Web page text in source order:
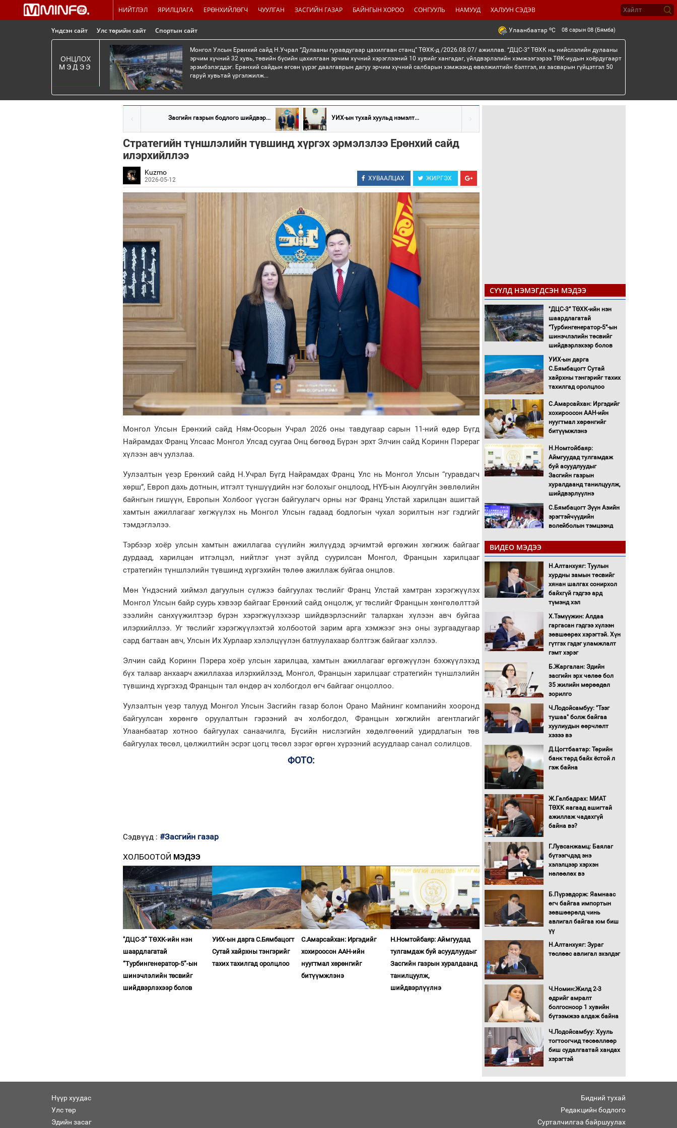
НИЙТЛЭЛ ЯРИЛЦЛАГА ЕРӨНХИЙЛӨГЧ ЧУУЛГАН ЗАСГИЙН ГАЗАР БАЙНГЫН ХОРОО СОНГУУЛЬ НАМУУД ХАЛУУН СЭДЭВ
Үндсэн сайт Улс төрийн сайт Спортын сайт Улаанбаатар oC 08 сарын 08 (Бямба)
ОНЦЛОХ
МЭДЭЭ
Монгол Улсын Ерөнхий сайд Н.Учрал “Дулааны гуравдугаар цахилгаан станц” ТӨХК-д /2026.08.07/ ажиллав. “ДЦС-3” ТӨХК нь нийслэлийн дулааны
эрчим хүчний 32 хувь, төвийн бүсийн цахилгаан эрчим хүчний хэрэглээний 10 хувийг хангадаг, үйлдвэрлэлийн хэмжээгээрээ ТӨК-иудын хоёрдугаарт
эрэмбэлэгддэг. Ерөнхий сайдын өгсөн үүрэг даалгаврын дагуу эрчим хүчний салбарын хэмжээнд өвөлжилтийн бэлтгэл, их засварын гүйцэтгэл 50
гаруй хувьтай үргэлжилж...
Засгийн газрын бодлого шийдвэр... УИХ-ын тухай хуульд нэмэлт...
Стратегийн түншлэлийн түвшинд хүргэх эрмэлзлээ Ерөнхий сайд
илэрхийллээ
Kuzmo
2026-05-12 ХУВААЛЦАХ ЖИРГЭХ
Монгол Улсын Ерөнхий сайд Ням-Осорын Учрал 2026 оны тавдугаар сарын 11-ний өдөр Бүгд
Найрамдах Франц Улсаас Монгол Улсад суугаа Онц бөгөөд Бүрэн эрхт Элчин сайд Коринн Пэрераг
хүлээн авч уулзлаа.
Уулзалтын үеэр Ерөнхий сайд Н.Учрал Бүгд Найрамдах Франц Улс нь Монгол Улсын “гуравдагч
хөрш”, Европ дахь дотнын, итгэлт түншүүдийн нэг болохыг онцлоод, НҮБ-ын Аюулгүйн зөвлөлийн
байнгын гишүүн, Европын Холбоог үүсгэн байгуулагч орны нэг Франц Улстай харилцан ашигтай
хамтын ажиллагааг хөгжүүлэх нь Монгол Улсын гадаад бодлогын чухал зорилтын нэг гэдгийг
тэмдэглэлээ.
Тэрбээр хоёр улсын хамтын ажиллагаа сүүлийн жилүүдэд эрчимтэй өргөжин хөгжиж байгааг
дурдаад, харилцан итгэлцэл, нийтлэг үнэт зүйлд суурилсан Монгол, Францын харилцааг
стратегийн түншлэлийн түвшинд хүргэхийн төлөө ажиллаж буйгаа онцлов.
Мөн Үндэсний хиймэл дагуулын сүлжээ байгуулах төслийг Франц Улстай хамтран хэрэгжүүлэх
Монгол Улсын байр суурь хэвээр байгааг Ерөнхий сайд онцолж, уг төслийг Францын хөнгөлөлттэй
зээлийн санхүүжилтээр бүрэн хэрэгжүүлэхээр шийдвэрлэснийг талархан хүлээн авч буйгаа
илэрхийллээ. Уг төслийг хэрэгжүүлэхтэй холбоотой зарим арга хэмжээг энэ оны зургаадугаар
сард багтаан авч, Улсын Их Хурлаар хэлэлцүүлэн батлуулахаар бэлтгэж байгааг хэллээ.
Элчин сайд Коринн Пэрера хоёр улсын харилцаа, хамтын ажиллагааг өргөжүүлэн бэхжүүлэхэд
бүх талаар анхаарч ажиллахаа илэрхийлээд, Монгол, Францын харилцааг стратегийн түншлэлийн
түвшинд хүргэхэд Францын тал өндөр ач холбогдол өгч байгааг онцоллоо.
Уулзалтын үеэр талууд Монгол Улсын Засгийн газар болон Орано Майнинг компанийн хооронд
байгуулсан хөрөнгө оруулалтын гэрээний ач холбогдол, Францын хөгжлийн агентлагийг
Улаанбаатар хотноо байгуулах санаачилга, Бүсийн нислэгийн хөдөлгөөний удирдлагын төв
байгуулах төсөл, цөлжилтийн эсрэг цогц төсөл зэрэг өргөн хүрээний асуудлаар санал солилцов.
ФОТО:
Сэдвүүд : #Засгийн газар
ХОЛБООТОЙ МЭДЭЭ
"ДЦС-3” ТӨХК-ийн нэн
шаардлагатай
“Турбингенератор-5”-ын
шинэчлэлийн төсвийг
шийдвэрлэхээр болов
УИХ-ын дарга С.Бямбацогт
Сутай хайрхны тэнгэрийг
тахих тахилгад оролцлоо
С.Амарсайхан: Иргэдийг
хохироосон ААН-ийн
нуугтмал хөрөнгийг
битүүмжлэнэ
Н.Номтойбаяр: Аймгуудад
тулгамдаж буй асуудлуудыг
Засгийн газрын хуралдаанд
танилцуулж,
шийдвэрлүүлнэ
СҮҮЛД НЭМЭГДСЭН МЭДЭЭ
"ДЦС-3” ТӨХК-ийн нэн
шаардлагатай
“Турбингенератор-5”-ын
шинэчлэлийн төсвийг
шийдвэрлэхээр болов
УИХ-ын дарга
С.Бямбацогт Сутай
хайрхны тэнгэрийг тахих
тахилгад оролцлоо
С.Амарсайхан: Иргэдийг
хохироосон ААН-ийн
нуугтмал хөрөнгийг
битүүмжлэнэ
Н.Номтойбаяр:
Аймгуудад тулгамдаж
буй асуудлуудыг
Засгийн газрын
хуралдаанд танилцуулж,
шийдвэрлүүлнэ
С.Бямбацогт Зүүн Азийн
эрэгтэйчүүдийн
волейболын тэмцээнд
хүслээ
Автобензин, дизель
түлшний онцгой албан
татварыг тэглэлээ
горимд эрүүл мэндийн
салбар хамаарахгүй
Нөөцийн махны
нээлттэй ил тод болгоно
Монгол Улс “COP17”-д
төлөвлөгөө”-гөө
танилцуулна
16 төрлийн эмийг нэг эх
журмыг баталлаа
гадаад томилолтыг
хориглолоо
Сайд нар төсвөө хэрхэн
Засгийн газрын ээлжит
хуралдаан болж байна
Автомашинд улсын
дугаарын тэгш,
олгоно
Бага орлоготой
бүрдүүллээ
Хөшөө бүтсэн түүхийг
өгүүлэх 7 баримт
Хөвсгөл нуурын лусыг
тахих төрийн тахилгын
ёслол боллоо
“Хар жагсаалт”-ын
Монголбанкны
удирдлагад 30 хоногийн
ВИДЕО МЭДЭЭ
Н.Алтанхуяг: Туулын
хурдны замын төсвийг
хянан шалгах сонирхол
байхгүй гэдгээ ард
түмэнд хэл
Х.Тэмүүжин: Алдаа
гаргасан гэдгээ хүлээн
зөвшөөрөх хэрэгтэй. Хүн
гүтгэх гэдэг уламжлалт
гэмт хэрэг
Б.Жаргалан: Эдийн
засгийн эрх чөлөө бол
35 жилийн мөрөөдөл
зорилго
Ч.Лодойсамбуу: "Тээг
тушаа" болж байгаа
хуулиудын өөрчлөлт
хэзээ вэ
Д.Цогтбаатар: Төрийн
банк төрд байх ёстой л
гэж байна
Ж.Галбадрах: МИАТ
ТӨХК яагаад ашигтай
ажиллаж чадахгүй
байна вэ?
Г.Лувсанжамц: Баялаг
бүтээгчдэд энэ
хэлэлцээр хэрхэн
нөлөөлөх вэ
Б.Пүрэвдорж: Яамнаас
өгч байгаа импортын
зөвшөөрөлд чинь
авлигал байгаа юм биш
үү
Н.Алтанхуяг: Зураг
төслөөс авлигал эхэлдэг
Ч.Номин:Жилд 2-3
өдрийг амралт
болгосноор 1 хувийн
бүтээмжээ алдаж байна
Ч.Лодойсамбуу: Хууль
тогтоогчид төсөөллөөр
биш судалгаатай хандах
хэрэгтэй
Нүүр хуудас
Улс төр
Эдийн засаг
Бидний тухай
Редакцийн бодлого
Сурталчилгаа байршуулах